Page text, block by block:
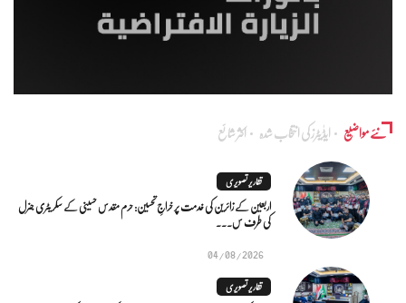
نئے مواضیع ایڈٰیٹرز کی انتخاب شدہ اکثر شائع
تقاریر تصویری
اربعین کے زائرین کی خدمت پر خراجِ تحسین: حرم مقدس حسینی کے سکریٹری جنرل
کی طرف س...
04/08/2026
تقاریر تصویری